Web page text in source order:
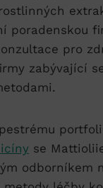
poradenskou
pro
zabývající
se
odborníkem